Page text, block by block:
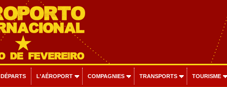
DÉPARTS L'AÉROPORT COMPAGNIES TRANSPORTS TOURISME